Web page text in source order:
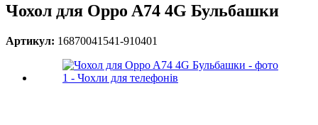
Чохол для Oppo A74 4G Бульбашки
Артикул: 16870041541-910401